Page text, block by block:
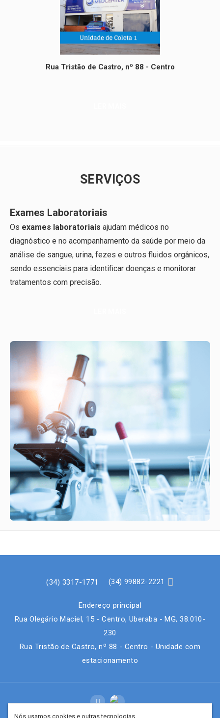
Rua Tristão de Castro, nº 88 - Centro
SERVIÇOS
Exames Laboratoriais
Os exames laboratoriais ajudam médicos no
diagnóstico e no acompanhamento da saúde por meio da
análise de sangue, urina, fezes e outros fluidos orgânicos,
sendo essenciais para identificar doenças e monitorar
tratamentos com precisão.
(34) 3317-1771 (34) 99882-2221 
Endereço principal
Rua Olegário Maciel, 15 - Centro, Uberaba - MG, 38.010-
230
Rua Tristão de Castro, nº 88 - Centro - Unidade com
estacionamento

Nós usamos cookies e outras tecnologias